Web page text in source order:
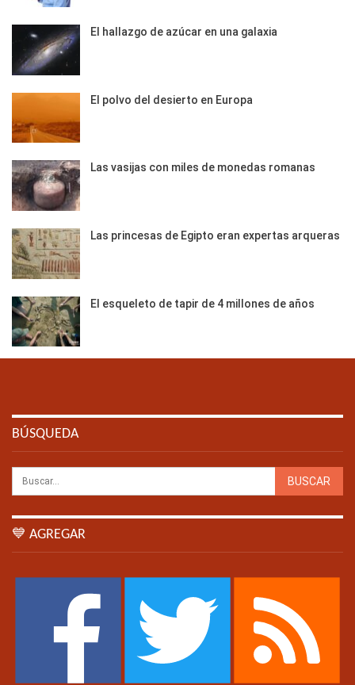
El hallazgo de azúcar en una galaxia
El polvo del desierto en Europa
Las vasijas con miles de monedas romanas
Las princesas de Egipto eran expertas arqueras
El esqueleto de tapir de 4 millones de años
BÚSQUEDA
💙 AGREGAR